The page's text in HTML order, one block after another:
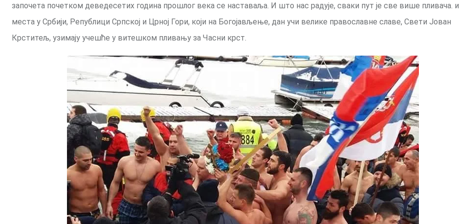
започета почетком деведесетих година прошлог века се наставаља. И што нас радује, сваки пут је све више пливача. и
места у Србији, Републици Српској и Црној Гори, који на Богојављење, дан учи велике православне славе, Свети Јован
Крститељ, узимају учешће у витешком пливању за Часни крст.